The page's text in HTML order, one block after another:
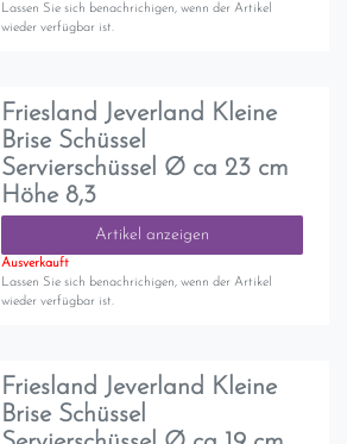
Lassen Sie sich benachrichigen, wenn der Artikel
wieder verfügbar ist.
Friesland Jeverland Kleine
Brise Schüssel
Servierschüssel Ø ca 23 cm
Höhe 8,3
Artikel anzeigen
Ausverkauft
Lassen Sie sich benachrichigen, wenn der Artikel
wieder verfügbar ist.
Friesland Jeverland Kleine
Brise Schüssel